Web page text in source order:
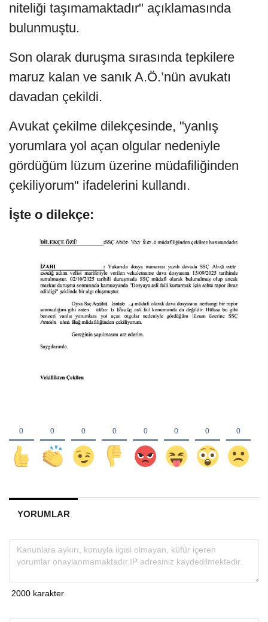
niteliği taşımamaktadır" açıklamasında
bulunmuştu.
Son olarak duruşma sırasında tepkilere
maruz kalan ve sanık A.Ö.’nün avukatı
davadan çekildi.
Avukat çekilme dilekçesinde, "yanlış
yorumlara yol açan olgular nedeniyle
gördüğüm lüzum üzerine müdafiliğinden
çekiliyorum" ifadelerini kullandı.
İşte o dilekçe:
YORUMLAR